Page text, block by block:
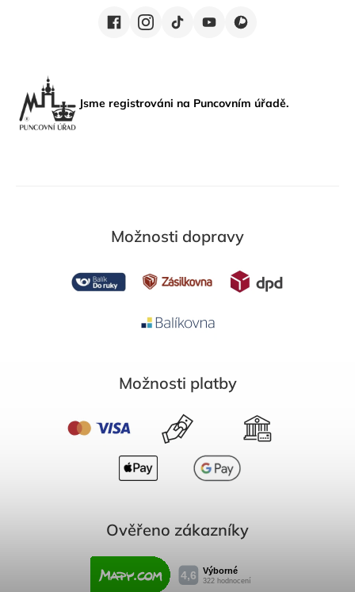
Jsme registrováni na Puncovním úřadě.
Možnosti dopravy
Možnosti platby
Ověřeno zákazníky